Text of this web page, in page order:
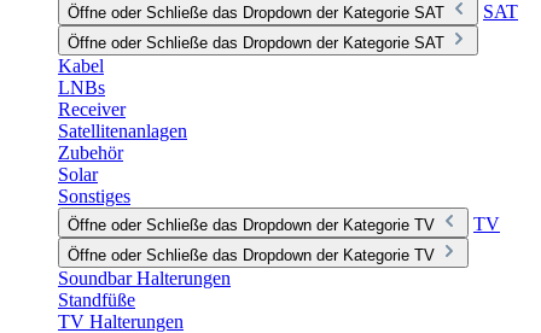
Öffne oder Schließe das Dropdown der Kategorie SAT SAT
Öffne oder Schließe das Dropdown der Kategorie SAT
Kabel
LNBs
Receiver
Satellitenanlagen
Zubehör
Solar
Sonstiges
Öffne oder Schließe das Dropdown der Kategorie TV TV
Öffne oder Schließe das Dropdown der Kategorie TV
Soundbar Halterungen
Standfüße
TV Halterungen